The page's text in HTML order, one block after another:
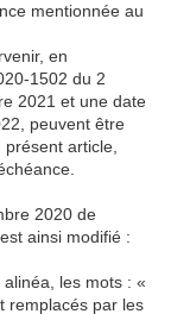
mentionnée au
en
1502 du 2
2021 et une date
peuvent être
article,
2020 de
ainsi modifié :
les mots : «
remplacés par les